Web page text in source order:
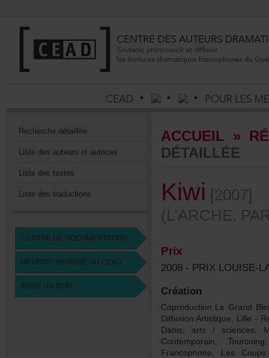
Recherchedétaillée
Listedesauteursetautrices
Listedestextes
Listedestraductions
CENTREDEDOCUMENTATION
DEVENIRMEMBREDUCEAD
FAIREUNDON
ACCUEIL »
DÉTAILLÉE
Kiwi [2007]
Prix
2008- PRIXLOUISE-
Création
DiffusionArtistique,Lille-
Danis,arts/